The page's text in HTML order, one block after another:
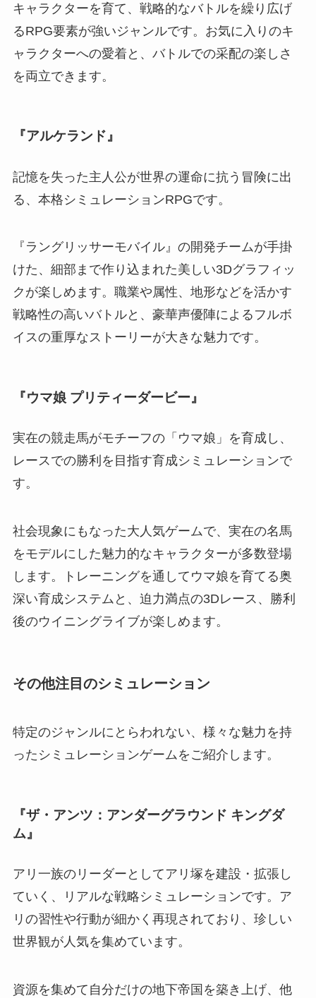
キャラクターを育て、戦略的なバトルを繰り広げ
るRPG要素が強いジャンルです。お気に入りのキ
ャラクターへの愛着と、バトルでの采配の楽しさ
を両立できます。
『アルケランド』
記憶を失った主人公が世界の運命に抗う冒険に出
る、本格シミュレーションRPGです。
『ラングリッサーモバイル』の開発チームが手掛
けた、細部まで作り込まれた美しい3Dグラフィッ
クが楽しめます。職業や属性、地形などを活かす
戦略性の高いバトルと、豪華声優陣によるフルボ
イスの重厚なストーリーが大きな魅力です。
『ウマ娘 プリティーダービー』
実在の競走馬がモチーフの「ウマ娘」を育成し、
レースでの勝利を目指す育成シミュレーションで
す。
社会現象にもなった大人気ゲームで、実在の名馬
をモデルにした魅力的なキャラクターが多数登場
します。トレーニングを通してウマ娘を育てる奥
深い育成システムと、迫力満点の3Dレース、勝利
後のウイニングライブが楽しめます。
その他注目のシミュレーション
特定のジャンルにとらわれない、様々な魅力を持
ったシミュレーションゲームをご紹介します。
『ザ・アンツ：アンダーグラウンド キングダ
ム』
アリ一族のリーダーとしてアリ塚を建設・拡張し
ていく、リアルな戦略シミュレーションです。ア
リの習性や行動が細かく再現されており、珍しい
世界観が人気を集めています。
資源を集めて自分だけの地下帝国を築き上げ、他